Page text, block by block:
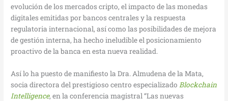
evolución de los mercados cripto, el impacto de las monedas
digitales emitidas por bancos centrales y la respuesta
regulatoria internacional, así como las posibilidades de mejora
de gestión interna, ha hecho ineludible el posicionamiento
proactivo de la banca en esta nueva realidad.
Así lo ha puesto de manifiesto la Dra. Almudena de la Mata,
socia directora del prestigioso centro especializado Blockchain
Intelligence, en la conferencia magistral “Las nuevas